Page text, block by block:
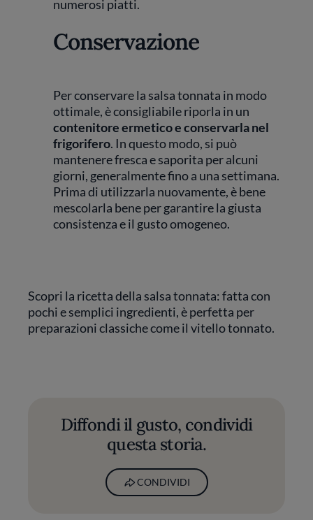
numerosi piatti.
Conservazione
Per conservare la salsa tonnata in modo
ottimale, è consigliabile riporla in un
contenitore ermetico e conservarla nel
frigorifero. In questo modo, si può
mantenere fresca e saporita per alcuni
giorni, generalmente fino a una settimana.
Prima di utilizzarla nuovamente, è bene
mescolarla bene per garantire la giusta
consistenza e il gusto omogeneo.
Scopri la ricetta della salsa tonnata: fatta con
pochi e semplici ingredienti, è perfetta per
preparazioni classiche come il vitello tonnato.
Diffondi il gusto, condividi
questa storia.
CONDIVIDI